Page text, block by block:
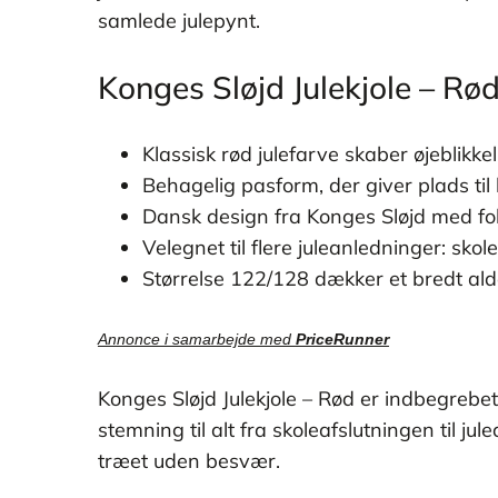
samlede julepynt.
Konges Sløjd Julekjole –
Klassisk rød julefarve skaber
Behagelig pasform, der giver plads til
Dansk design fra Konges Sløjd med
Velegnet til flere juleanledninger:
Størrelse 122/128 dækker et bredt
Annonce i samarbejde med PriceRunner
Konges Sløjd Julekjole – Rød er
stemning til alt fra skoleafslutningen til
træet uden besvær.